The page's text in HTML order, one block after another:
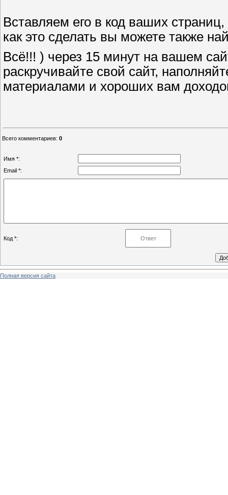
Вставляем его в код ваших
как это сделать вы можете также
Всё!!! ) через 15 минут на вашем
раскручивайте свой сайт,
материалами и хороших вам
Всего комментариев: 0
Имя *:
Email *:
Код *:
Полная версия сайта